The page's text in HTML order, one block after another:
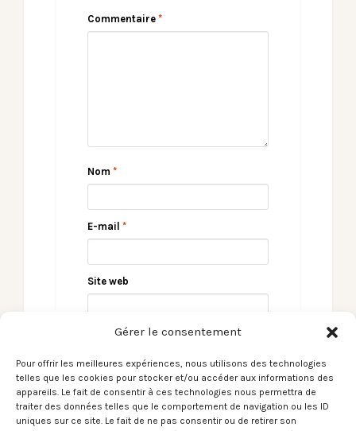
Gérer le consentement
Pour offrir les meilleures expériences, nous utilisons des technologies
telles que les cookies pour stocker et/ou accéder aux informations des
appareils. Le fait de consentir à ces technologies nous permettra de
traiter des données telles que le comportement de navigation ou les ID
uniques sur ce site. Le fait de ne pas consentir ou de retirer son
Commentaire *
Nom *
E-mail *
Site web